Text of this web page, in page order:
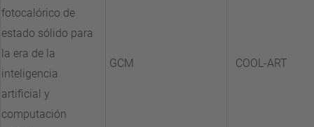
fotocalórico de
estado sólido para
la era de la
inteligencia
artificial y
computación
GCM COOL-ART